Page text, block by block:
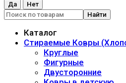
Найти
Каталог
Стираемые Ковры
Круглые
Фигурные
Двусторонние